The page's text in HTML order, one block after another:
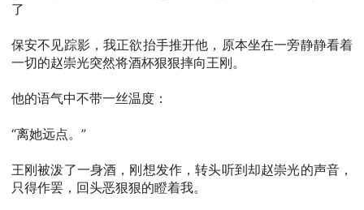
了
保安不见踪影，我正欲抬手推开他，原本坐在一旁静静看着
一切的赵崇光突然将酒杯狠狠摔向王刚。
他的语气中不带一丝温度：
“离她远点。”
王刚被泼了一身酒，刚想发作，转头听到却赵崇光的声音，
只得作罢，回头恶狠狠的瞪着我。